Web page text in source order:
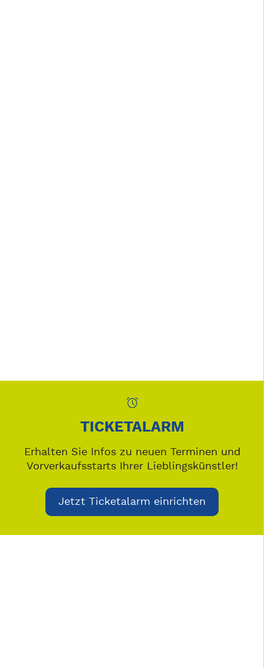
TICKETALARM
Erhalten Sie Infos zu neuen Terminen und
Vorverkaufsstarts Ihrer Lieblingskünstler!
Jetzt Ticketalarm einrichten